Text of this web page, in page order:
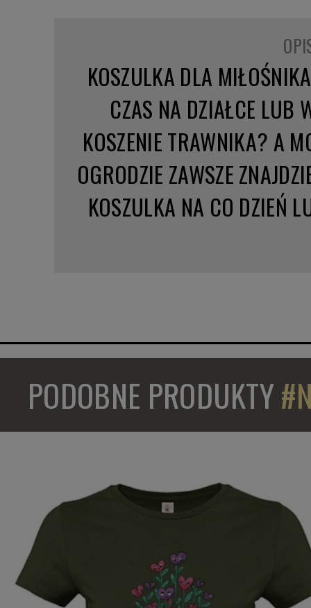
KOSZULKA DLA
CZAS NA DZIAŁCE LUB
KOSZENIE TRAWNIKA? A
OGRODZIE ZAWSZE
KOSZULKA NA CO DZIEŃ
PODOBNE PRODUKTY